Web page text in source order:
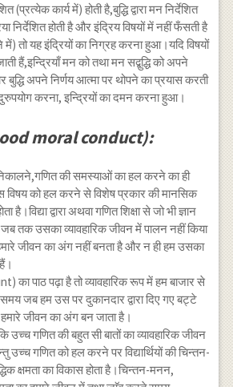
(प्रत्येक कार्य में) होती है,बुद्धि द्वारा मन निर्देशित
निर्देशित होती है और इंद्रिय विषयों में नहीं फँसती है
में) तो यह इंद्रियों का निग्रह करना हुआ।यदि विषयों
हैं,इन्द्रियाँ मन को तथा मन सद्बुद्धि को अपने
अपने निर्णय आत्मा पर थोपने का प्रयास करती
दुरुपयोग करना, इन्द्रियों का दमन करना हुआ।
moral conduct):
की समस्याओं का हल करने का ही
विषय को हल करने से विशेष प्रकार की मानसिक
है।विद्या द्वारा अथवा गणित शिक्षा से जो भी ज्ञान
जब तक उसका व्यावहारिक जीवन में पालन नहीं किया
जीवन का अंग नहीं बनता है और न ही हम उसका
का पाठ पढ़ा है तो व्यावहारिक रूप में हम बाजार से
जब हम उस पर दुकानदार द्वारा दिए गए बट्टे
जीवन का अंग बन जाता है।
गणित की बहुत सी बातों का व्यावहारिक जीवन
उच्च गणित को हल करने पर विद्यार्थियों की चिन्तन-
क्षमता का विकास होता है।चिन्तन-मनन,